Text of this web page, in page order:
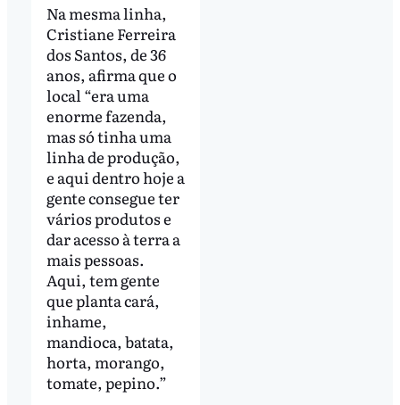
Na mesma linha,
Cristiane Ferreira
dos Santos, de 36
anos, afirma que o
local “era uma
enorme fazenda,
mas só tinha uma
linha de produção,
e aqui dentro hoje a
gente consegue ter
vários produtos e
dar acesso à terra a
mais pessoas.
Aqui, tem gente
que planta cará,
inhame,
mandioca, batata,
horta, morango,
tomate, pepino.”